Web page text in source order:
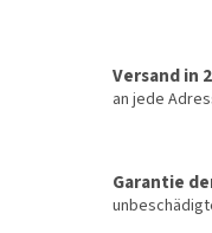
Versand in
an jede
Garantie